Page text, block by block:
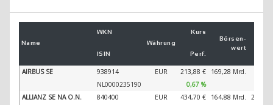
Name
WKN
Währung
Kurs
Börsen­
wert
ISIN
Perf.
AIRBUS SE 938914 EUR 213,88 € 169,28 Mrd.
NL0000235190
0,67 %
ALLIANZ SE NA O.N.
840400 EUR 434,70 € 164,88 Mrd.